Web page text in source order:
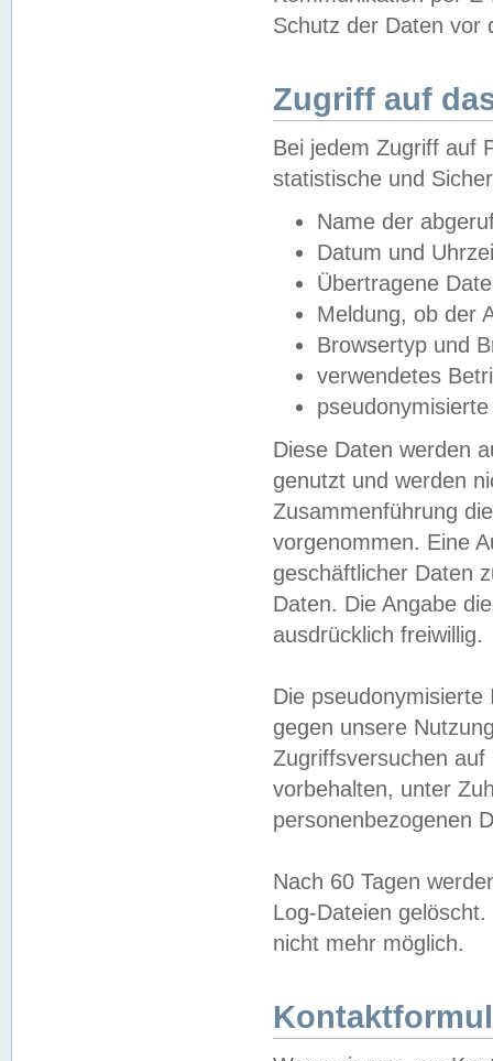
Schutz der Daten vor
Zugriff auf
Bei jedem Zugriff auf
statistische und
Name der
Datum und
Übertragene
Meldung, ob der
Browsertyp und
verwendetes
Diese Daten werden
genutzt und werden
Zusammenführung
vorgenommen. Eine
geschäftlicher Daten
Daten. Die Angabe
ausdrücklich freiwillig.
Die
gegen unsere
Zugriffsversuchen
vorbehalten, unter
personenbezogenen
Nach 60 Tagen
Log-Dateien
nicht mehr möglich.